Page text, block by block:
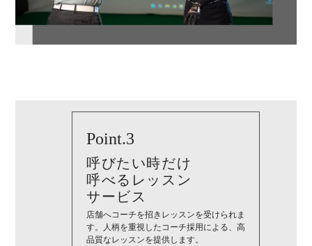
Point.3
呼びたい時だけ
呼べるレッスン
サービス
店舗へコーチを招きレッスンを受けられま
す。人柄を重視したコーチ採用による、高
品質なレッスンを提供します。